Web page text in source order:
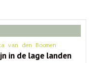
van den Boomen
in de lage landen